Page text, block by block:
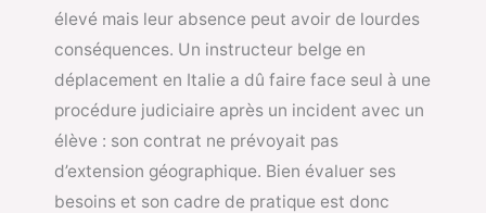
élevé mais leur absence peut avoir de lourdes
conséquences. Un instructeur belge en
déplacement en Italie a dû faire face seul à une
procédure judiciaire après un incident avec un
élève : son contrat ne prévoyait pas
d’extension géographique. Bien évaluer ses
besoins et son cadre de pratique est donc